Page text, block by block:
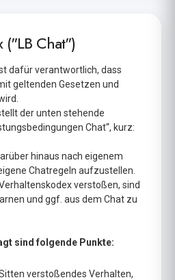
("LB Chat")
dafür verantwortlich, dass
geltenden Gesetzen und
der unten stehende
Chat“, kurz:
hinaus nach eigenem
Chatregeln aufzustellen.
verstoßen, sind
und ggf. aus dem Chat zu
sind folgende Punkte:
verstoßendes Verhalten,